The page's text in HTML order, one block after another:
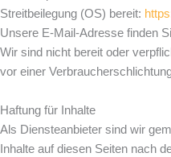
Streitbeilegung (OS) bereit:
Unsere E-Mail-Adresse finden
Wir sind nicht bereit oder
vor einer
Haftung für Inhalte
Als Diensteanbieter sind wir
Inhalte auf diesen Seiten nach